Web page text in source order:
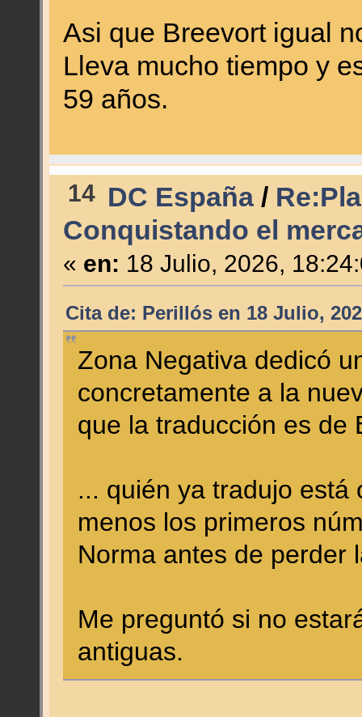
Asi que Breevort igual
Lleva mucho tiempo y
59 años.
14 DC España/
Conquistando el
« en: 18 Julio, 2026,
Cita de: Perillós en 18 Julio,
Zona Negativa dedicó
concretamente a la
que la traducción es de
... quién ya tradujo
menos los primeros
Norma antes de perder
Me preguntó si no
antiguas.